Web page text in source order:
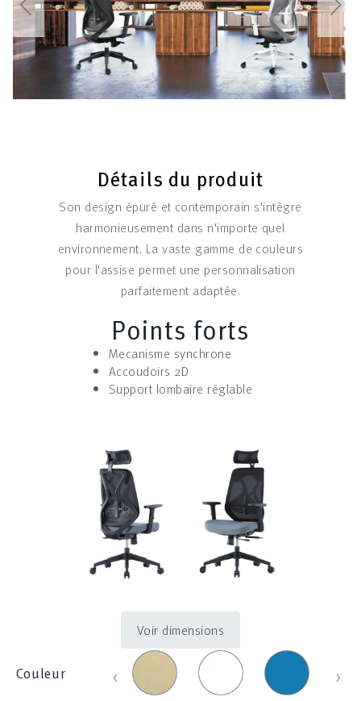
Détails du produit
Son design épuré et contemporain s'intègre
harmonieusement dans n'importe quel
environnement. La vaste gamme de couleurs
pour l'assise permet une personnalisation
parfaitement adaptée.
Points forts
Mecanisme synchrone
Accoudoirs 2D
Support lombaire réglable
Voir dimensions
Couleur
Beige
_
830
Blanc_100EBleu
_
1214
‹ ›